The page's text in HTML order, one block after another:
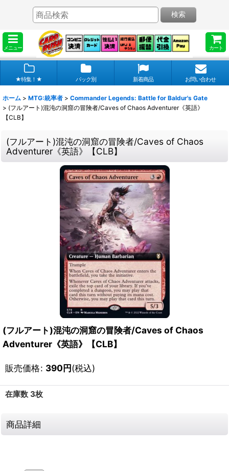
メニュー カート
検索
★特集！★ パック別 新着商品 お問い合わせ
ホーム > MTG:統率者 > Commander Legends: Battle for Baldur's Gate
> (フルアート)混沌の洞窟の冒険者/Caves of Chaos Adventurer《英語》
【CLB】
(フルアート)混沌の洞窟の冒険者/Caves of Chaos
Adventurer《英語》【CLB】
(フルアート)混沌の洞窟の冒険者/Caves of Chaos
Adventurer《英語》【CLB】
販売価格: 390円(税込)
在庫数 3枚
商品詳細